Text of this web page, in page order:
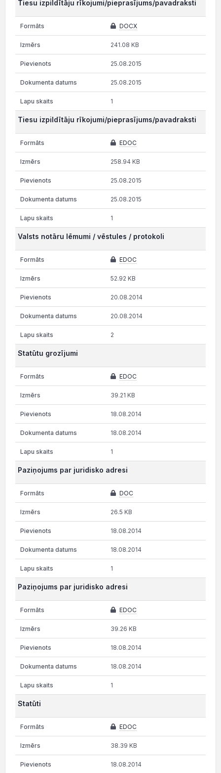
Tiesu izpildītāju rīkojumi/pieprasījums/pavadraksti
DOCX
241.08 KB
25.08.2015
25.08.2015
1
Tiesu izpildītāju rīkojumi/pieprasījums/pavadraksti
EDOC
258.94 KB
25.08.2015
25.08.2015
1
Valsts notāru lēmumi / vēstules / protokoli
EDOC
52.92 KB
20.08.2014
20.08.2014
2
Statūtu grozījumi
EDOC
39.21 KB
18.08.2014
18.08.2014
1
Paziņojums par juridisko adresi
DOC
26.5 KB
18.08.2014
18.08.2014
1
Paziņojums par juridisko adresi
EDOC
39.26 KB
18.08.2014
18.08.2014
1
Statūti
EDOC
38.39 KB
18.08.2014